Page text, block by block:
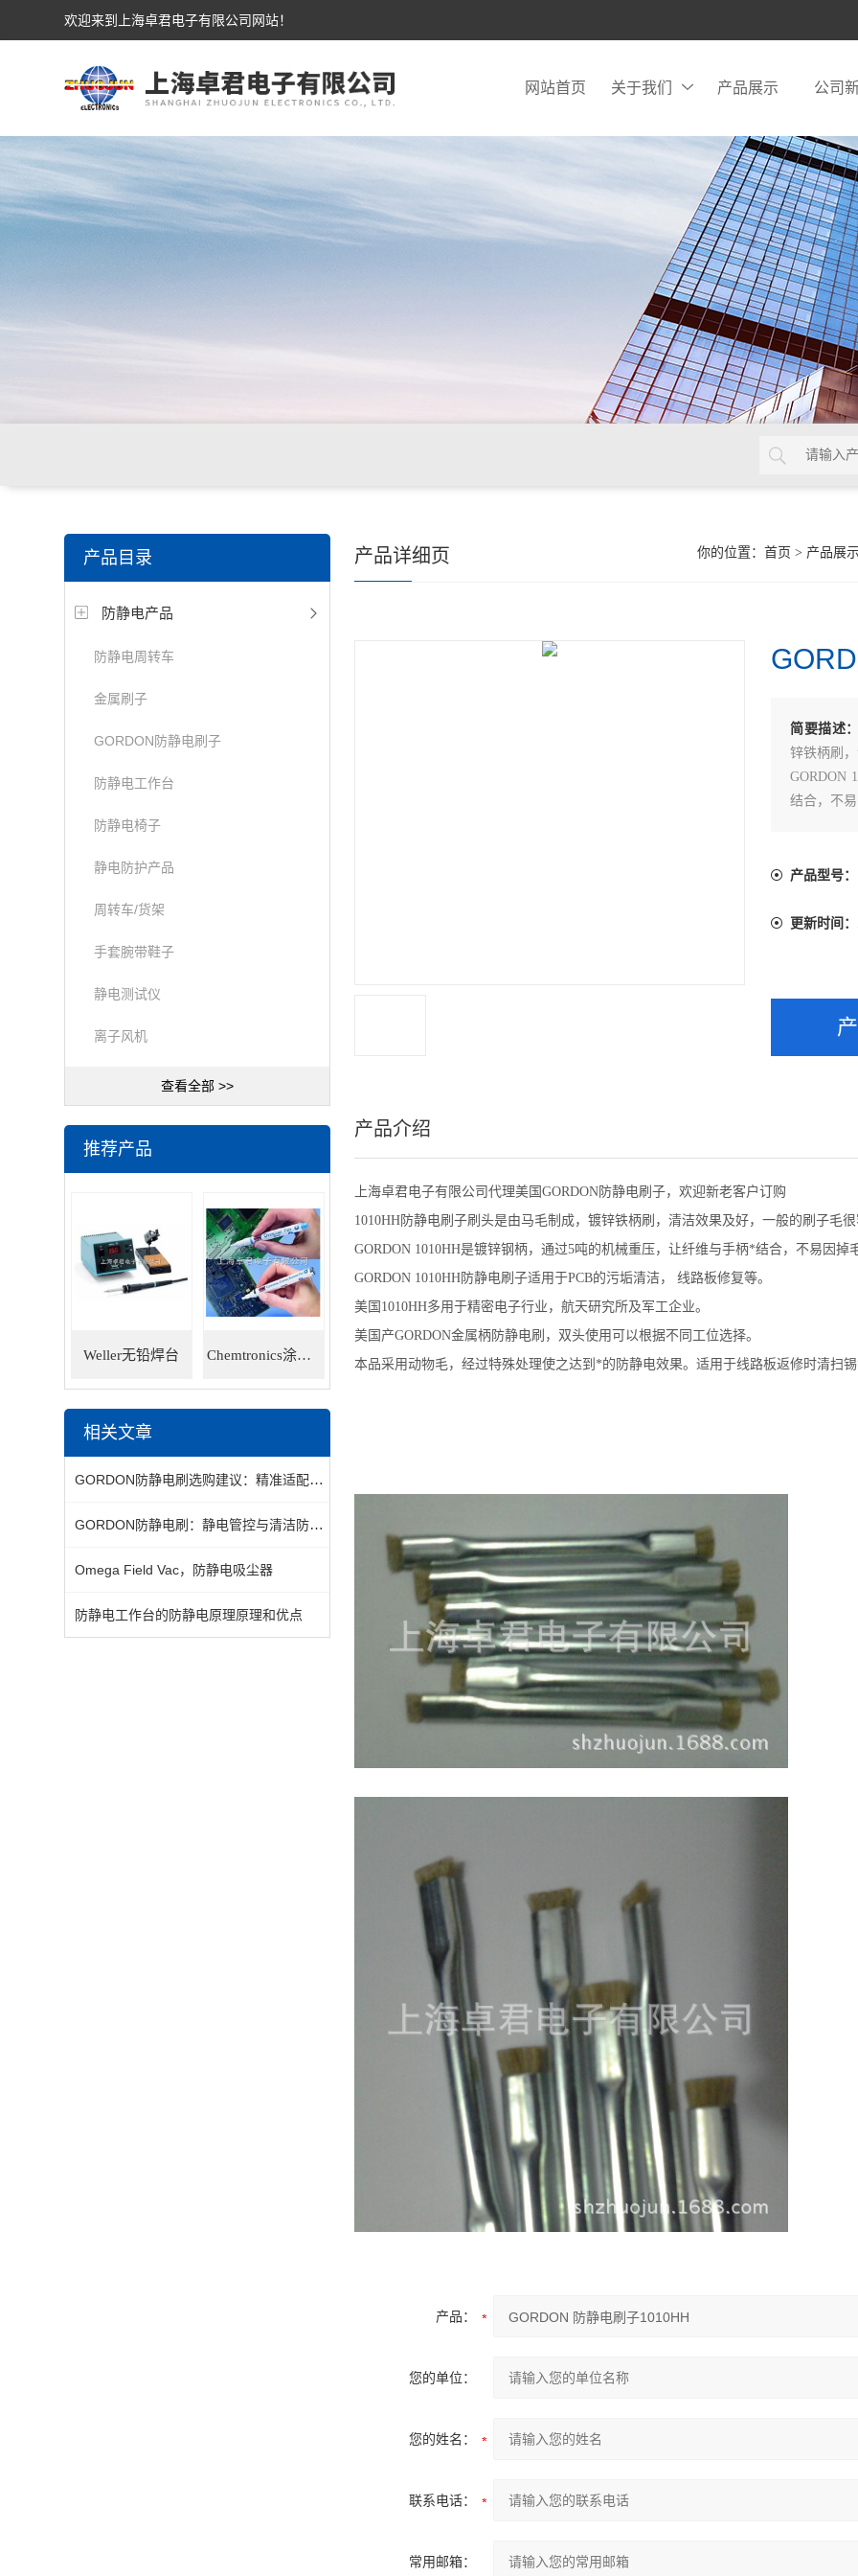
欢迎来到上海卓君电子有限公司网站！
网站首页 关于我们 产品展示 公司
产品目录
防静电产品
防静电周转车
金属刷子
GORDON防静电刷子
防静电工作台
防静电椅子
静电防护产品
周转车/货架
手套腕带鞋子
静电测试仪
离子风机
查看全部 >>
推荐产品
Weller无铅焊台 Chemtronics涂层笔
相关文章
GORDON防静电刷选购建议：精准适配场景的静电管控选型指南
GORDON防静电刷：静电管控与清洁防护的双重核心作用
Omega Field Vac，防静电吸尘器
防静电工作台的防静电原理原理和优点
你的位置： 首页 > 产品展
产品详细页
简要描述：
锌铁柄刷
GORDON
结合，不
美国
产品型号：
更新时间：
产品介绍
上海卓君电子有限公司代理美国GORDON防静电刷子，欢迎新老客户订购
1010HH防静电刷子刷头是由马毛制成，镀锌铁柄刷，清洁效果及好，一般的刷子毛很
GORDON 1010HH是镀锌钢柄，通过5吨的机械重压，让纤维与手柄*结合，不易因掉
GORDON 1010HH防静电刷子适用于PCB的污垢清洁， 线路板修复等。
美国1010HH多用于精密电子行业，航天研究所及军工企业。
美国产GORDON金属柄防静电刷，双头使用可以根据不同工位选择。
本品采用动物毛，经过特殊处理使之达到*的防静电效果。适用于线路板返修时清扫锡
产品：
您的单位：
您的姓名：
联系电话：
常用邮箱：